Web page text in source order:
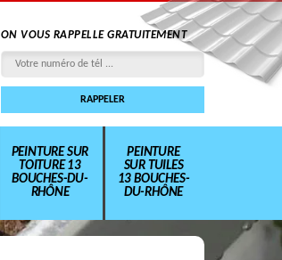
ON VOUS RAPPELLE GRATUITEMENT
PEINTURE SUR
TOITURE 13
BOUCHES-DU-
RHÔNE
PEINTURE
SUR TUILES
13 BOUCHES-
DU-RHÔNE